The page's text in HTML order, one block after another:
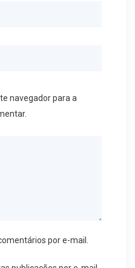
navegador para a
por e-mail.